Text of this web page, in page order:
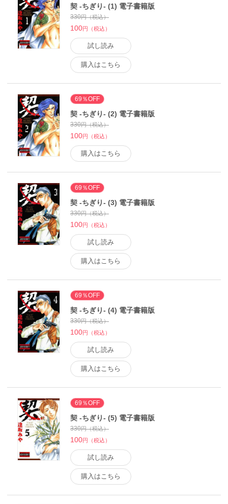
契 -ちぎり- (1) 電子書籍版
330円（税込）
100円（税込）
試し読み
購入はこちら
69％OFF
契 -ちぎり- (2) 電子書籍版
330円（税込）
100円（税込）
購入はこちら
69％OFF
契 -ちぎり- (3) 電子書籍版
330円（税込）
100円（税込）
試し読み
購入はこちら
69％OFF
契 -ちぎり- (4) 電子書籍版
330円（税込）
100円（税込）
試し読み
購入はこちら
69％OFF
契 -ちぎり- (5) 電子書籍版
330円（税込）
100円（税込）
試し読み
購入はこちら